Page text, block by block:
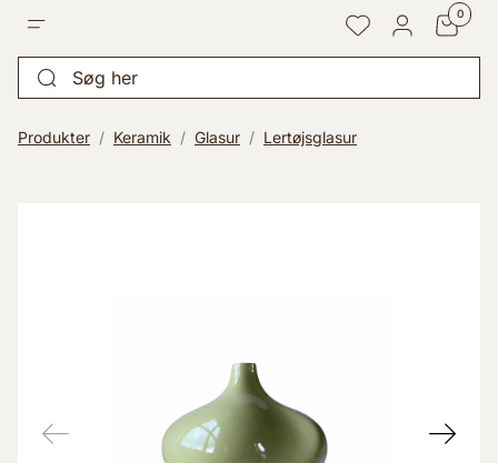
Points
FavoritterLog ind 0Gå til
Søg her
Produkter Keramik Glasur Lertøjsglasur